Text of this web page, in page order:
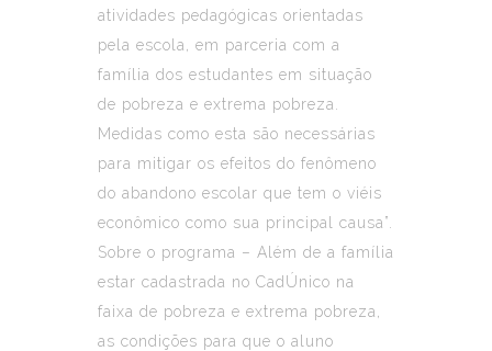
atividades pedagógicas orientadas
pela escola, em parceria com a
família dos estudantes em situação
de pobreza e extrema pobreza.
Medidas como esta são necessárias
para mitigar os efeitos do fenômeno
do abandono escolar que tem o viéis
econômico como sua principal causa”.
Sobre o programa – Além de a família
estar cadastrada no CadÚnico na
faixa de pobreza e extrema pobreza,
as condições para que o aluno